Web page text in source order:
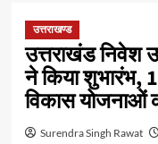
उत्तराखण्ड
उत्तराखंड निवेश
ने किया शुभारंभ,
विकास योजनाओं
Surendra Singh Rawat